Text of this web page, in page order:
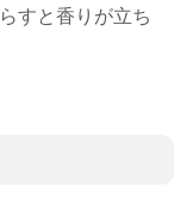
すと香りが立ち